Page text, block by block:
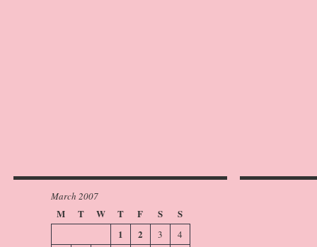
March 2007
M T W T F S
S
1
2 3 4